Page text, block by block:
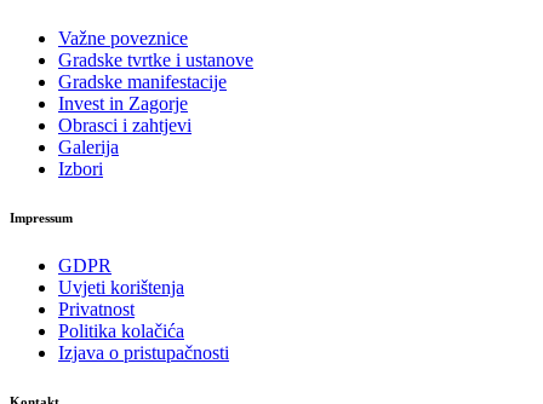
Važne poveznice
Gradske tvrtke i ustanove
Gradske manifestacije
Invest in Zagorje
Obrasci i zahtjevi
Galerija
Izbori
Impressum
GDPR
Uvjeti korištenja
Privatnost
Politika kolačića
Izjava o pristupačnosti